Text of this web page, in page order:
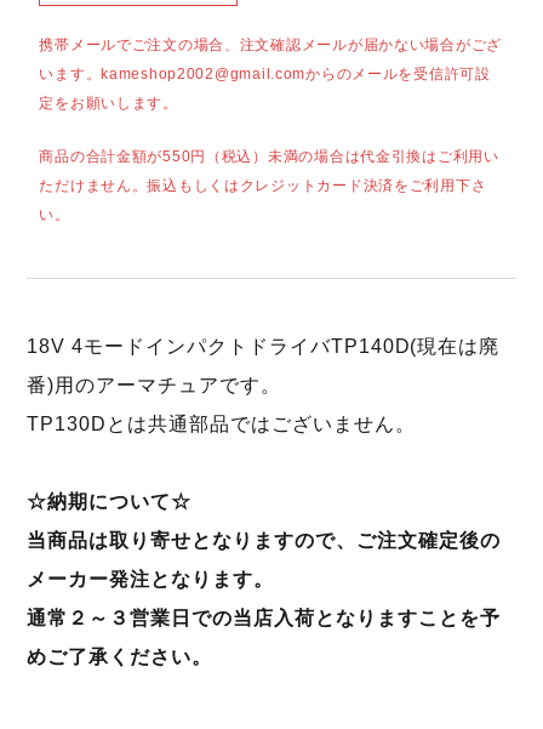
携帯メールでご注文の場合、注文確認メールが届かない場合がござ
います。kameshop2002@gmail.comからのメールを受信許可設
定をお願いします。
商品の合計金額が550円（税込）未満の場合は代金引換はご利用い
ただけません。振込もしくはクレジットカード決済をご利用下さ
い。
18V 4モードインパクトドライバTP140D(現在は廃
番)用のアーマチュアです。
TP130Dとは共通部品ではございません。
☆納期について☆
当商品は取り寄せとなりますので、ご注文確定後の
メーカー発注となります。
通常２～３営業日での当店入荷となりますことを予
めご了承ください。